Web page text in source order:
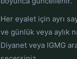
Her eyalet için ayrı
ve günlük veya aylık
Diyanet veya IGMG